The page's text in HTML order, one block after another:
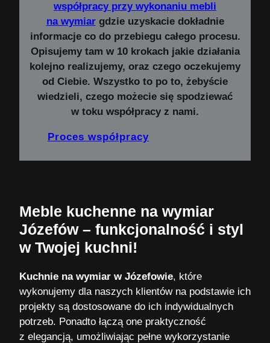
współpracy przy wykonaniu mebli
na wymiargdzie uzyskacie dokładnie
informacje co do przebiegu całego procesu.
Opisujemy tam w 10 krokach jakie działania
kolejno realizujemy, oraz czego oczekujemy
od Ciebie. Wszystko to po to, żebyście
wiedzieli, czego możecie się spodziewać
w toku współpracy z nami.
Proces współpracy
Meble kuchenne na wymiar
Józefów – funkcjonalność i styl
w Twojej kuchni!
Kuchnie na wymiar w Józefowie, które
wykonujemy dla naszych klientów na podstawie ich
projekty są dostosowane do ich indywidualnych
potrzeb. Ponadto łączą one praktyczność
z elegancją, umożliwiając pełne wykorzystanie